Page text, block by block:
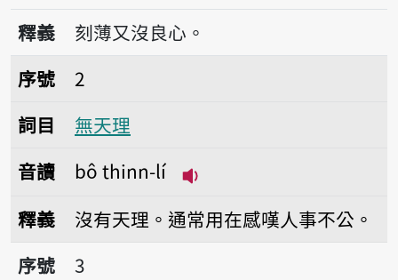
播放音讀bô-thian-
釋義
刻薄又沒良心。
序號2無天理
序號
2
詞目
無天理
音讀
bô thinn-lí
釋義
沒有天理。通常用在感嘆人事不公。
序號3無法無天
序號
3